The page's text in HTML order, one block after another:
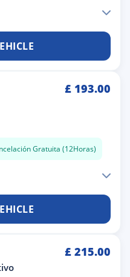
£ 193.00
Gratuita (12Horas)
£ 215.00